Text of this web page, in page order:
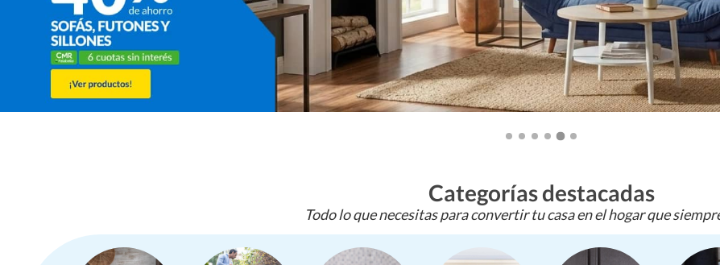
Categorías destacadas
Todo lo que necesitas para convertir tu casa en el hogar que